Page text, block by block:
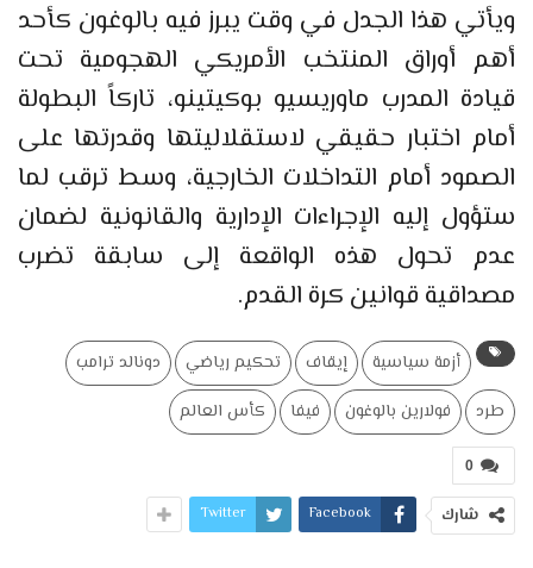
ويأتي هذا الجدل في وقت يبرز فيه بالوغون كأحد
أهم أوراق المنتخب الأمريكي الهجومية تحت
قيادة المدرب ماوريسيو بوكيتينو، تاركاً البطولة
أمام اختبار حقيقي لاستقلاليتها وقدرتها على
الصمود أمام التداخلات الخارجية، وسط ترقب لما
ستؤول إليه الإجراءات الإدارية والقانونية لضمان
عدم تحول هذه الواقعة إلى سابقة تضرب
مصداقية قوانين كرة القدم.
أزمة سياسية إيقاف تحكيم رياضي
دونالد ترامب
طرد
فولارين بالوغون فيفا كأس العالم
0
شارك Facebook
Twitter